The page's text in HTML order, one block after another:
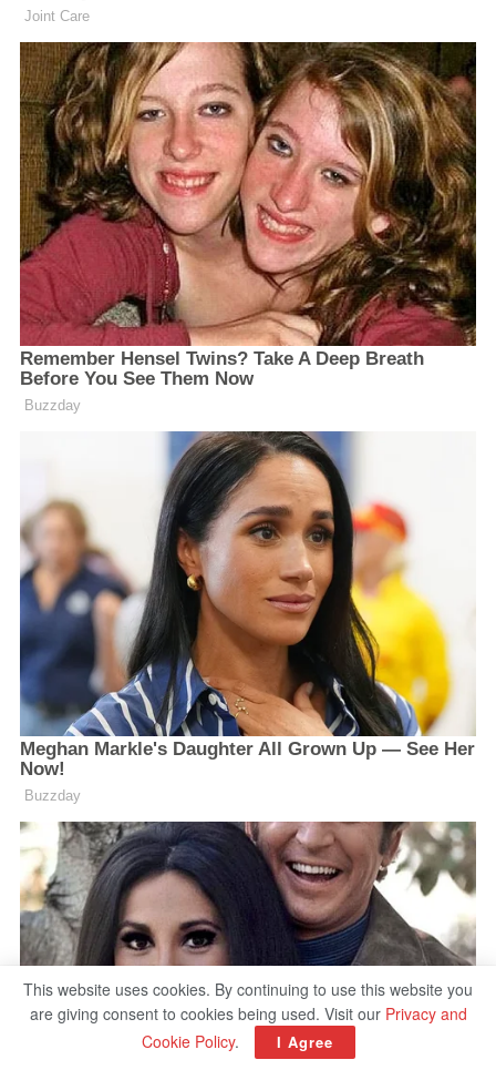
This website uses cookies. By continuing to use this website you
are giving consent to cookies being used. Visit our Privacy and
Cookie Policy. I Agree